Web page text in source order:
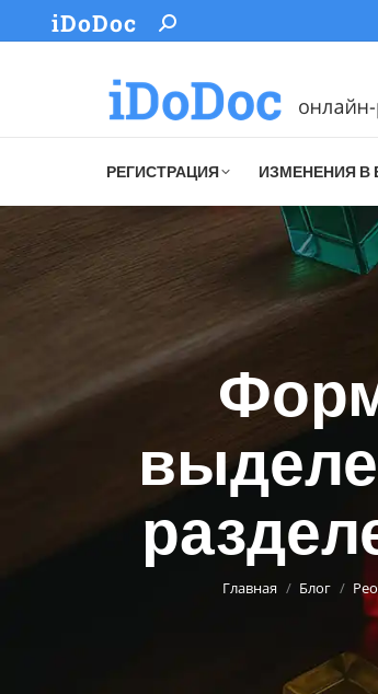
iDoDoc Search:
РЕГИСТРАЦИЯ ИЗМЕНЕНИЯ В
Главная Блог